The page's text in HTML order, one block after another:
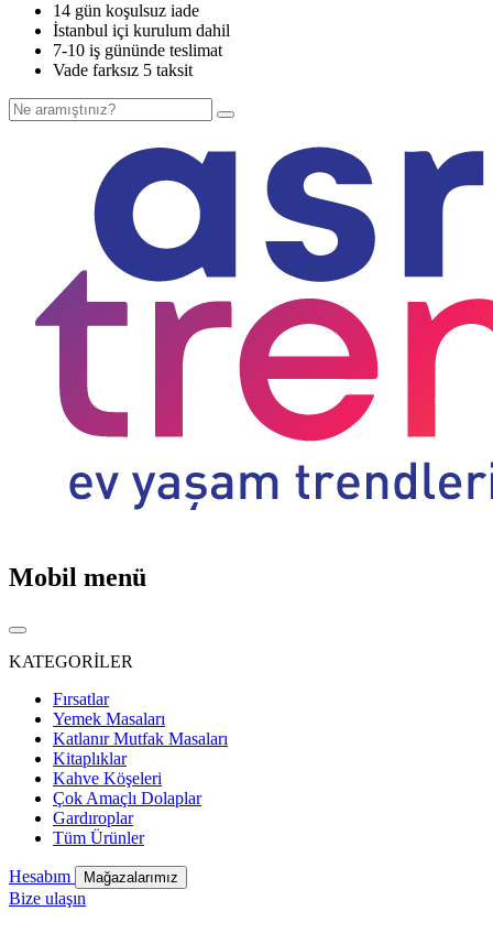
14 gün koşulsuz iade
İstanbul içi kurulum dahil
7-10 iş gününde teslimat
Vade farksız 5 taksit
Mobil menü
KATEGORİLER
Fırsatlar
Yemek Masaları
Katlanır Mutfak Masaları
Kitaplıklar
Kahve Köşeleri
Çok Amaçlı Dolaplar
Gardıroplar
Tüm Ürünler
Hesabım Mağazalarımız
Bize ulaşın